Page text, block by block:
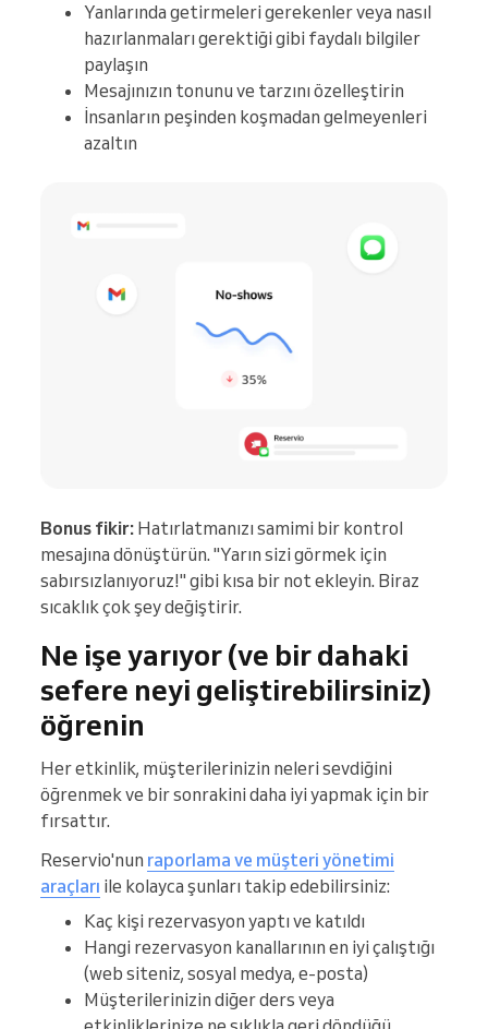
Yanlarında getirmeleri gerekenler veya nasıl
hazırlanmaları gerektiği gibi faydalı bilgiler
paylaşın
Mesajınızın tonunu ve tarzını özelleştirin
İnsanların peşinden koşmadan gelmeyenleri
azaltın
Bonus fikir: Hatırlatmanızı samimi bir kontrol
mesajına dönüştürün. "Yarın sizi görmek için
sabırsızlanıyoruz!" gibi kısa bir not ekleyin. Biraz
sıcaklık çok şey değiştirir.
Ne işe yarıyor (ve bir dahaki
sefere neyi geliştirebilirsiniz)
öğrenin
Her etkinlik, müşterilerinizin neleri sevdiğini
öğrenmek ve bir sonrakini daha iyi yapmak için bir
fırsattır.
Reservio'nun raporlama ve müşteri yönetimi
araçları ile kolayca şunları takip edebilirsiniz:
Kaç kişi rezervasyon yaptı ve katıldı
Hangi rezervasyon kanallarının en iyi çalıştığı
(web siteniz, sosyal medya, e-posta)
Müşterilerinizin diğer ders veya